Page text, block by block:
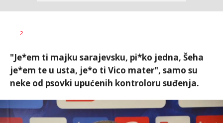
AUTOR
2
"Je*em ti majku sarajevsku, pi*ko jedna, Šeha
je*em te u usta, je*o ti Vico mater", samo su
neke od psovki upućenih kontroloru suđenja.